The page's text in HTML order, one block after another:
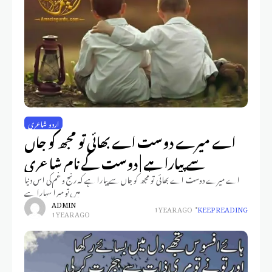
اردو شاعری
اے میرے دوست اے بھائی تو مجھ کو جاں
سے پیارا ہے | دوست کے نام شاعری
اے میرے دوست اے بھائی تو مجھ کو جاں سے پیارا ہے کہ رنج و غم کی اس دنیا
میں تو میرا سہارا ہے
ADMIN
1 YEAR AGO 1 YEAR AGO KEEP READING